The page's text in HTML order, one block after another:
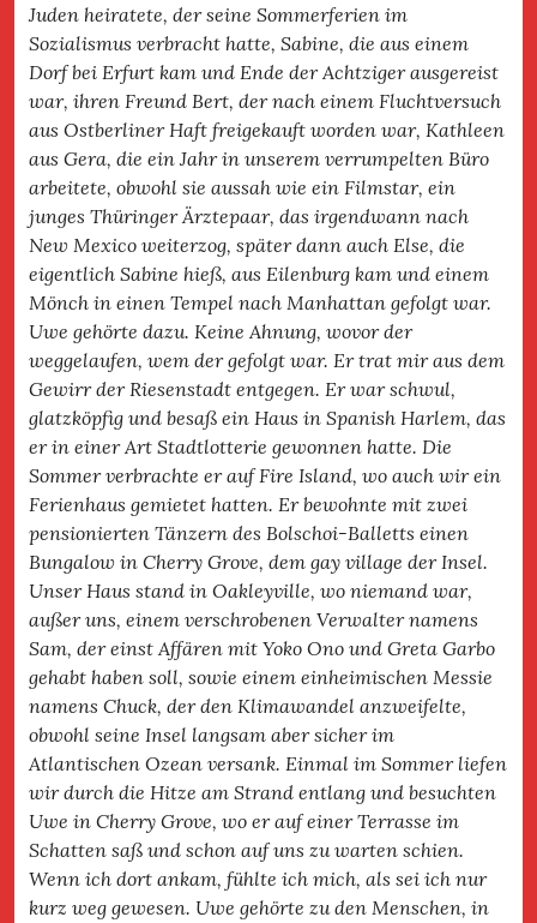
Juden heiratete, der seine Sommerferien im
Sozialismus verbracht hatte, Sabine, die aus einem
Dorf bei Erfurt kam und Ende der Achtziger ausgereist
war, ihren Freund Bert, der nach einem Fluchtversuch
aus Ostberliner Haft freigekauft worden war, Kathleen
aus Gera, die ein Jahr in unserem verrumpelten Büro
arbeitete, obwohl sie aussah wie ein Filmstar, ein
junges Thüringer Ärztepaar, das irgendwann nach
New Mexico weiterzog, später dann auch Else, die
eigentlich Sabine hieß, aus Eilenburg kam und einem
Mönch in einen Tempel nach Manhattan gefolgt war.
Uwe gehörte dazu. Keine Ahnung, wovor der
weggelaufen, wem der gefolgt war. Er trat mir aus dem
Gewirr der Riesenstadt entgegen. Er war schwul,
glatzköpfig und besaß ein Haus in Spanish Harlem, das
er in einer Art Stadtlotterie gewonnen hatte. Die
Sommer verbrachte er auf Fire Island, wo auch wir ein
Ferienhaus gemietet hatten. Er bewohnte mit zwei
pensionierten Tänzern des Bolschoi-Balletts einen
Bungalow in Cherry Grove, dem gay village der Insel.
Unser Haus stand in Oakleyville, wo niemand war,
außer uns, einem verschrobenen Verwalter namens
Sam, der einst Affären mit Yoko Ono und Greta Garbo
gehabt haben soll, sowie einem einheimischen Messie
namens Chuck, der den Klimawandel anzweifelte,
obwohl seine Insel langsam aber sicher im
Atlantischen Ozean versank. Einmal im Sommer liefen
wir durch die Hitze am Strand entlang und besuchten
Uwe in Cherry Grove, wo er auf einer Terrasse im
Schatten saß und schon auf uns zu warten schien.
Wenn ich dort ankam, fühlte ich mich, als sei ich nur
kurz weg gewesen. Uwe gehörte zu den Menschen, in